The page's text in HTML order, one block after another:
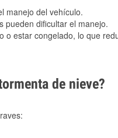
manejo del vehículo.
dificultar el manejo.
estar congelado, lo que
de nieve?